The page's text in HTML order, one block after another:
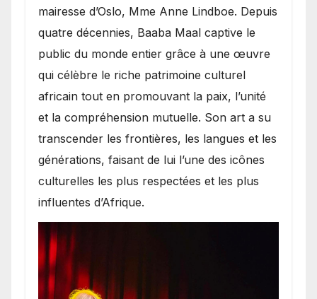
mairesse d’Oslo, Mme Anne Lindboe. Depuis
quatre décennies, Baaba Maal captive le
public du monde entier grâce à une œuvre
qui célèbre le riche patrimoine culturel
africain tout en promouvant la paix, l’unité
et la compréhension mutuelle. Son art a su
transcender les frontières, les langues et les
générations, faisant de lui l’une des icônes
culturelles les plus respectées et les plus
influentes d’Afrique.